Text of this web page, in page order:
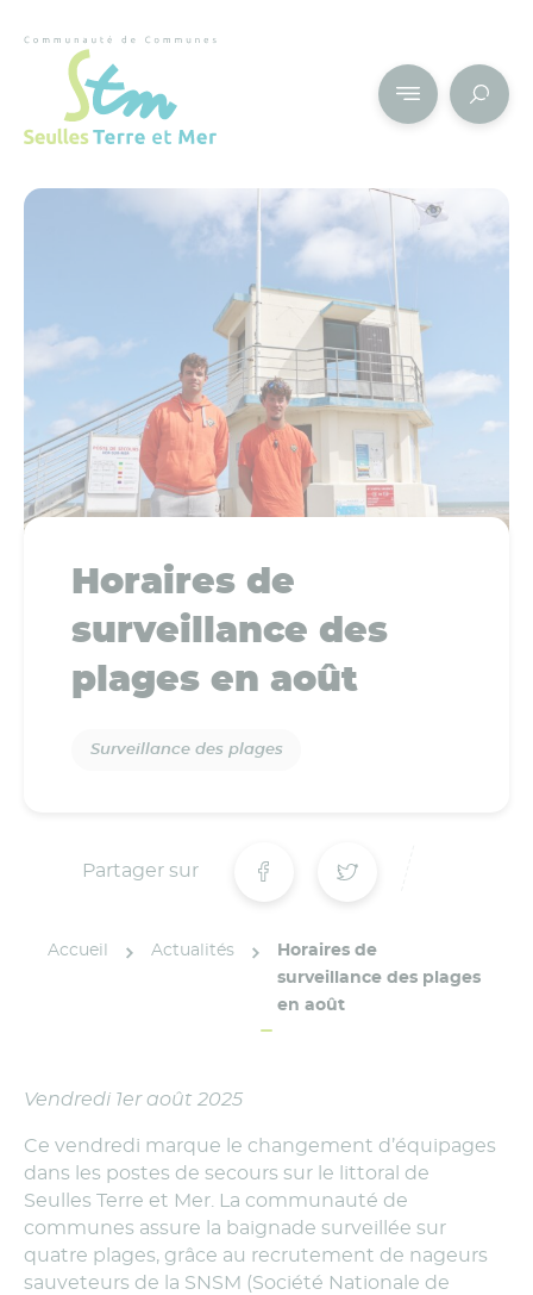
Horaires de
surveillance des
plages en août
Surveillance des plages
Partager sur
Accueil Actualités
Horaires de
surveillance des plages
en août
Vendredi 1er août 2025
Ce vendredi marque le changement d’équipages
dans les postes de secours sur le littoral de
Seulles Terre et Mer. La communauté de
communes assure la baignade surveillée sur
quatre plages, grâce au recrutement de nageurs
sauveteurs de la SNSM (Société Nationale de